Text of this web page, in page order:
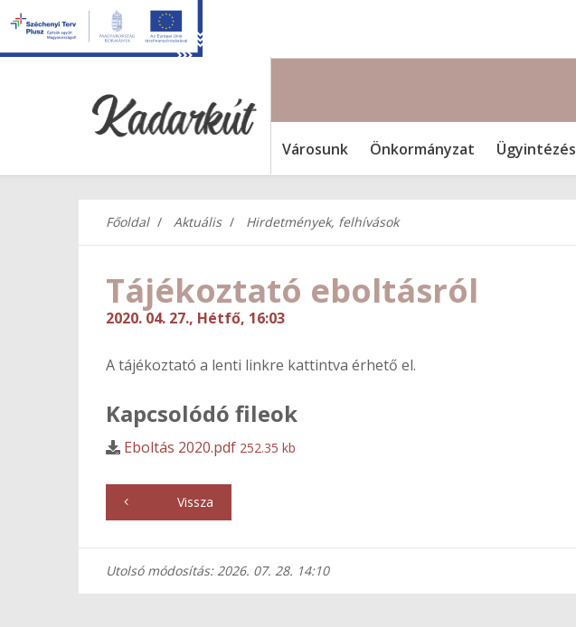
Városunk Önkormányzat Ügyintézés
Főoldal Aktuális Hirdetmények, felhívások
Tájékoztató eboltásról
2020. 04. 27., Hétfő, 16:03
A tájékoztató a lenti linkre kattintva érhető el.
Kapcsolódó fileok
Eboltás 2020.pdf 252.35 kb
Vissza
Utolsó módosítás: 2026. 07. 28. 14:10